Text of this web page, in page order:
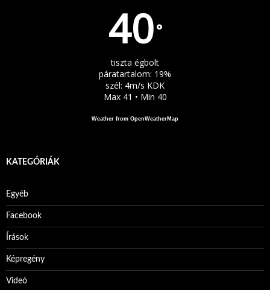
40°
tiszta égbolt
páratartalom: 19%
szél: 4m/s KDK
Max 41 • Min 40
Weather from OpenWeatherMap
KATEGÓRIÁK
Egyéb
Facebook
Írások
Képregény
Videó